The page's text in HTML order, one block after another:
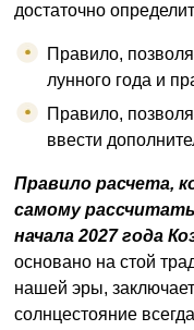
достаточно
Правило,
лунного года и
Правило,
ввести
Правило расчета,
самому
начала 2027 года
основано на стой
нашей эры,
солнцестояние